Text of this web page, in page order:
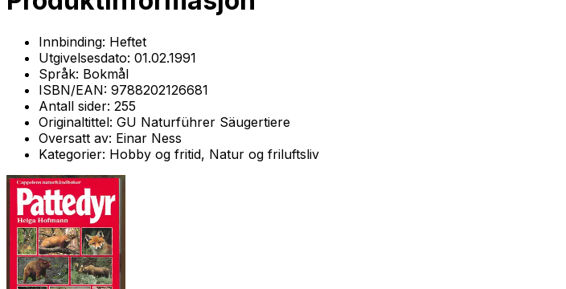
Innbinding: Heftet
Utgivelsesdato: 01.02.1991
Språk: Bokmål
ISBN/EAN: 9788202126681
Antall sider: 255
Originaltittel: GU Naturführer Säugertiere
Oversatt av: Einar Ness
Kategorier: Hobby og fritid, Natur og friluftsliv